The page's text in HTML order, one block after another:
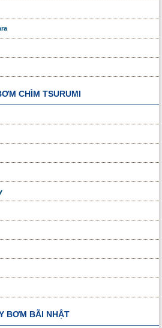
CHÌM TSURUMI
BƠM BÃI NHẬT